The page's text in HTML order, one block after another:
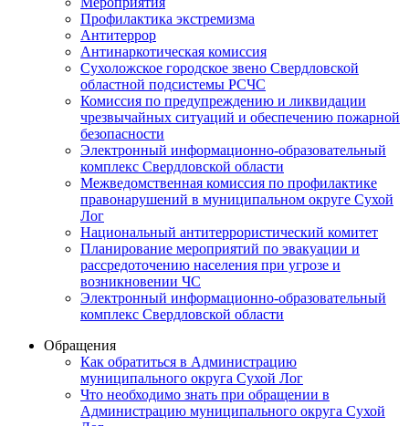
Профилактика экстремизма
Антитеррор
Антинаркотическая комиссия
Сухоложское городское звено Свердловской
областной подсистемы РСЧС
Комиссия по предупреждению и ликвидации
чрезвычайных ситуаций и обеспечению пожарной
безопасности
Электронный информационно-образовательный
комплекс Cвердловской области
Межведомственная комиссия по профилактике
правонарушений в муниципальном округе Сухой
Лог
Национальный антитеррористический комитет
Планирование мероприятий по эвакуации и
рассредоточению населения при угрозе и
возникновении ЧС
Электронный информационно-образовательный
комплекс Свердловской области
Обращения
Как обратиться в Администрацию
муниципального округа Сухой Лог
Что необходимо знать при обращении в
Администрацию муниципального округа Сухой